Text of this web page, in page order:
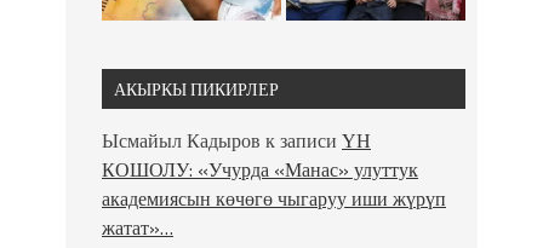
АКЫРКЫ ПИКИРЛЕР
Ысмайыл Кадыров к записи ҮН
КОШОЛУ: «Учурда «Манас» улуттук
академиясын көчөгө чыгаруу иши жүрүп
жатат»…